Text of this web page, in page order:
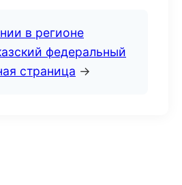
в регионе
федеральный
страница →